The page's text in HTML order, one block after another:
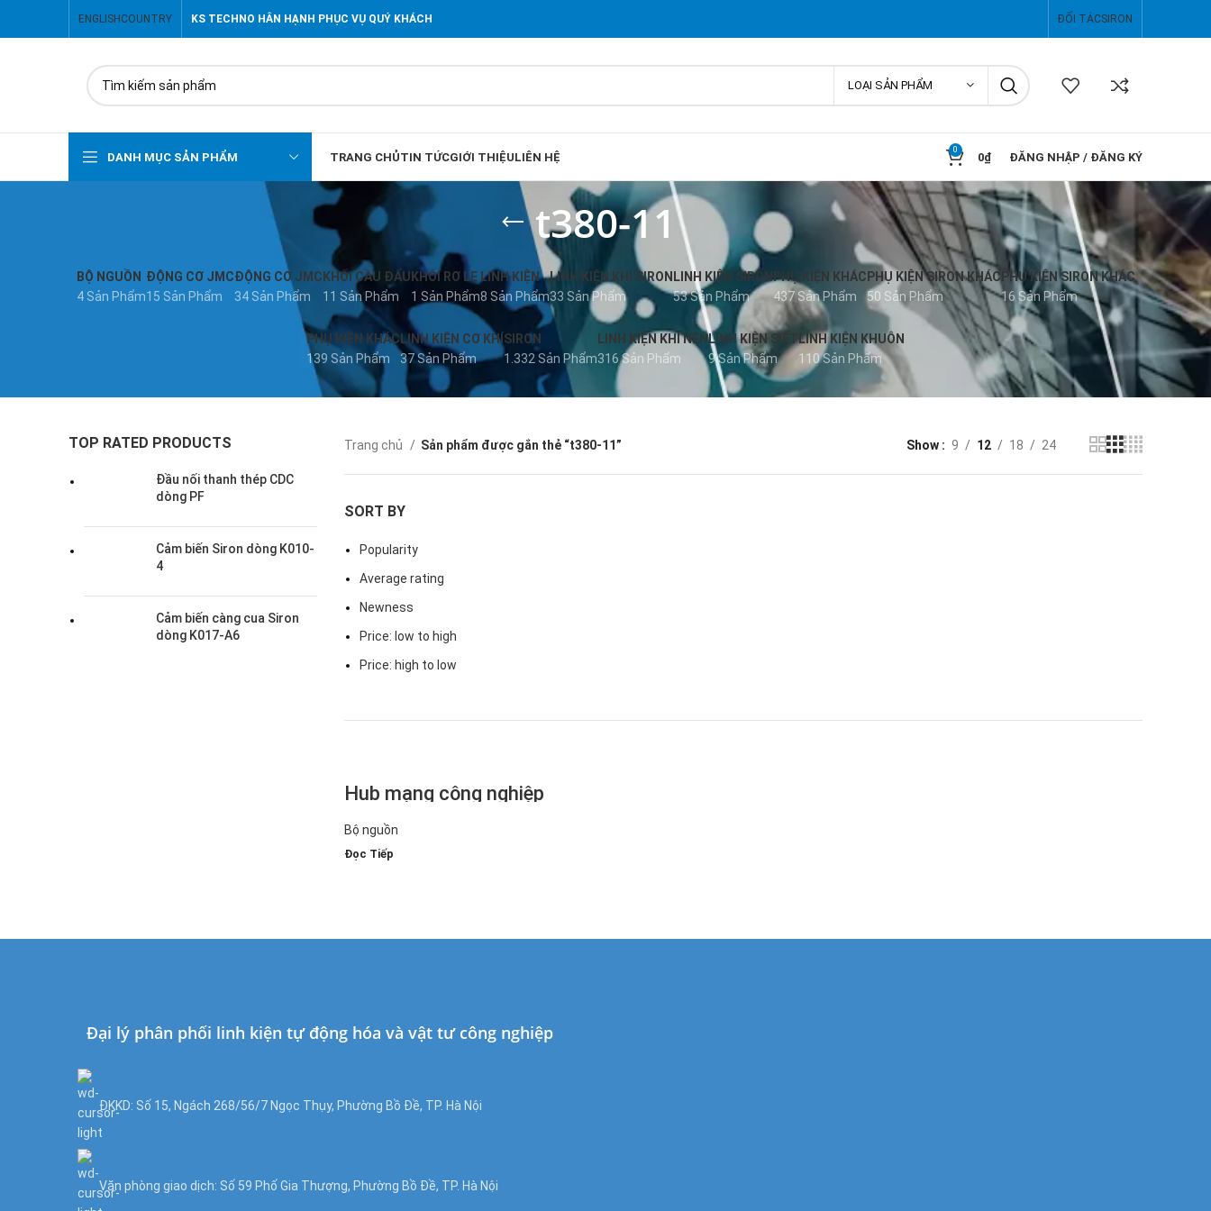
ENGLISH COUNTRY KS TECHNO HÂN HẠNH PHỤC VỤ QUÝ KHÁCH ĐỐI TÁCSIRON
LOẠI SẢN PHẨM
DANH MỤC SẢN PHẨM TRANG CHỦTIN TỨCGIỚI THIỆULIÊN HỆ
0
0₫ ĐĂNG NHẬP / ĐĂNG KÝ
t380-11
BỘ NGUỒN
4 Sản Phẩm
ĐỘNG CƠ JMC
15 Sản Phẩm
ĐỘNG CƠ JMC
34 Sản Phẩm
KHỐI CẦU ĐẤU
11 Sản Phẩm
KHỐI RƠ LE
1 Sản Phẩm
LINH KIỆN
8 Sản Phẩm
LINH KIỆN KHÍ SIRON
33 Sản Phẩm
LINH KIỆN SIRON
53 Sản Phẩm
PHỤ KIỆN KHÁC
437 Sản Phẩm
PHỤ KIỆN SIRON KHÁC
50 Sản Phẩm
PHỤ KIÊN SIRON KHÁC
16 Sản Phẩm
PHỤ KIỆN KHÁC
139 Sản Phẩm
LINH KIỆN CƠ KHÍ
37 Sản Phẩm
SIRON
1.332 Sản Phẩm
LINH KIỆN KHÍ NÉN
316 Sản Phẩm
LINH KIỆN SIẾT
9 Sản Phẩm
LINH KIỆN KHUÔN
110 Sản Phẩm
TOP RATED PRODUCTS
Đầu nối thanh thép CDC
dòng PF
Cảm biến Siron dòng K010-
4
Cảm biến càng cua Siron
dòng K017-A6
Trang chủ Sản phẩm được gắn thẻ “t380-11” Show 9 12 18 24
SORT BY
Popularity
Average rating
Newness
Price: low to high
Price: high to low
Hub mạng công nghiệp
SiRON dòng T380
Bộ nguồn
Đọc Tiếp
Đại lý phân phối linh kiện tự động hóa và vật tư công nghiệp
ĐKKD: Số 15, Ngách 268/56/7 Ngọc Thụy, Phường Bồ Đề, TP. Hà Nội
Văn phòng giao dịch: Số 59 Phố Gia Thượng, Phường Bồ Đề, TP. Hà Nội